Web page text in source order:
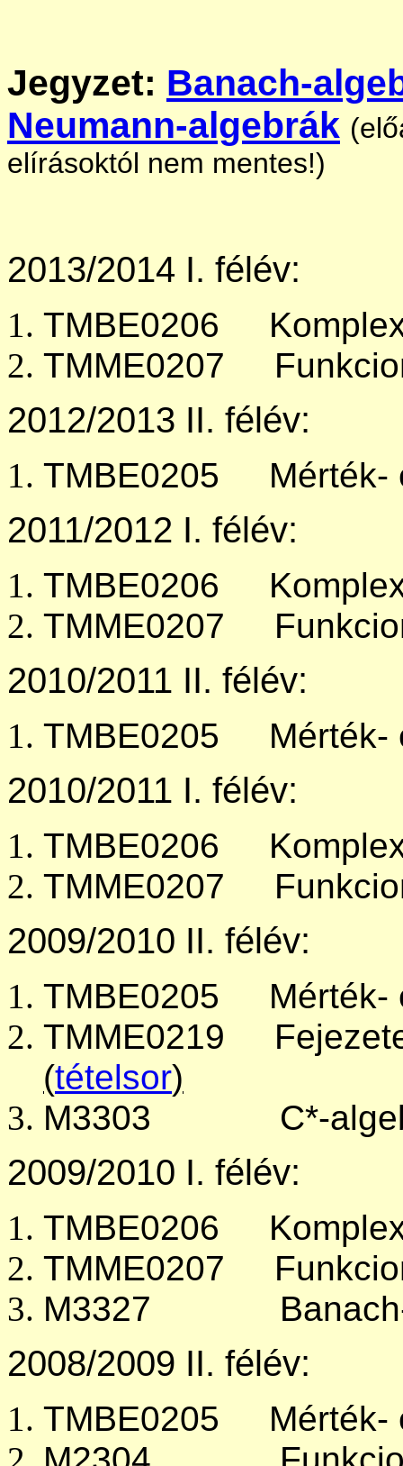
Jegyzet: Banach-
Neumann-algebrák
elírásoktól nem mentes!)
2013/2014 I. félév:
TMBE0206
TMME0207
2012/2013 II. félév:
TMBE0205 Mérték-
2011/2012 I. félév:
TMBE0206
TMME0207
2010/2011 II. félév:
TMBE0205 Mérték-
2010/2011 I. félév:
TMBE0206
TMME0207
2009/2010 II. félév:
TMBE0205 Mérték-
TMME0219
(tételsor)
M3303 C*-
2009/2010 I. félév:
TMBE0206
TMME0207
M3327 Banach-
2008/2009 II. félév:
TMBE0205 Mérték-